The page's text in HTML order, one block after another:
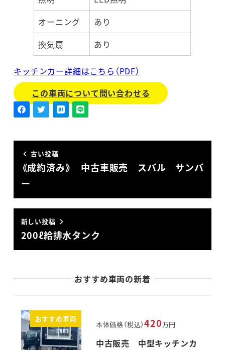
オーニング
あり
換気扇
あり
キッチンカー詳細はこちら（PDF）
この車両について問い合わせる
古い投稿
《成約済み》 中古車販売 スバル サンバ
ー
新しい投稿
200ℓ給排水タンク
おすすめ車両の新着
おすすめ車両
本体価格（税込）420万円
中古販売 中型キッチンカ